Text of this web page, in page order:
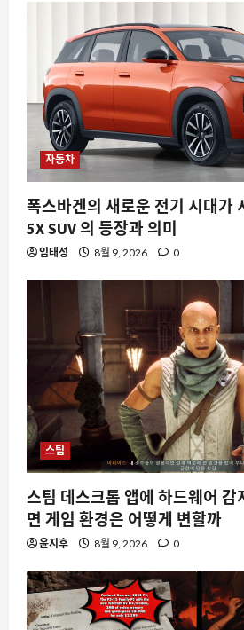
자동차
폭스바겐의 새로운 전기 시대가
5X SUV 의 등장과 의미
임태성 8월 9, 2026 0
스팀
스팀 데스크톱 앱에 하드웨어 감
면 게임 환경은 어떻게 변할까
윤지후 8월 9, 2026 0